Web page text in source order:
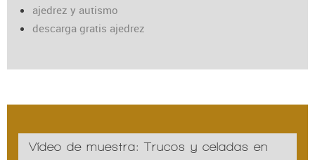
ajedrez y autismo
descarga gratis ajedrez
Vídeo de muestra: Trucos y celadas en